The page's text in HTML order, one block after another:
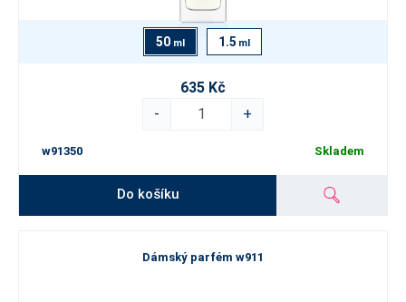
50 ml 1.5 ml
635 Kč
-
+
w91350 Skladem
Do košíku
Dámský parfém w911